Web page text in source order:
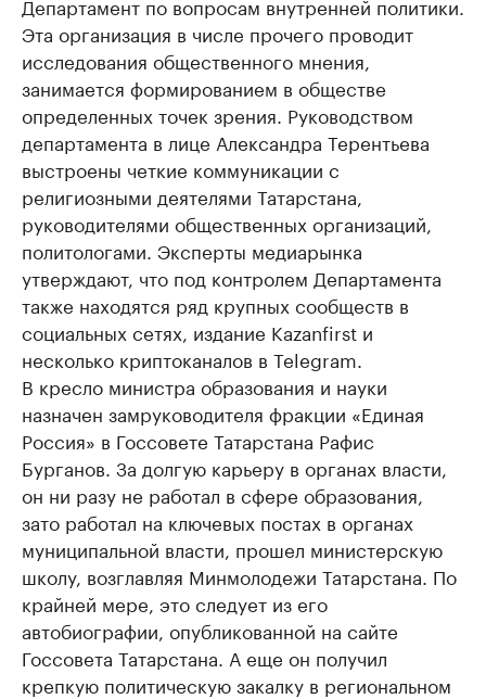
Эта организация в числе прочего проводит
исследования общественного мнения,
занимается формированием в обществе
определенных точек зрения. Руководством
департамента в лице Александра Терентьева
выстроены четкие коммуникации с
религиозными деятелями Татарстана,
руководителями общественных организаций,
политологами. Эксперты медиарынка
утверждают, что под контролем Департамента
также находятся ряд крупных сообществ в
социальных сетях, издание Kazanfirst и
несколько криптоканалов в Telegram.
В кресло министра образования и науки
назначен замруководителя фракции «Единая
Россия» в Госсовете Татарстана Рафис
Бурганов. За долгую карьеру в органах власти,
он ни разу не работал в сфере образования,
зато работал на ключевых постах в органах
муниципальной власти, прошел министерскую
школу, возглавляя Минмолодежи Татарстана. По
крайней мере, это следует из его
автобиографии, опубликованной на сайте
Госсовета Татарстана. А еще он получил
крепкую политическую закалку в региональном